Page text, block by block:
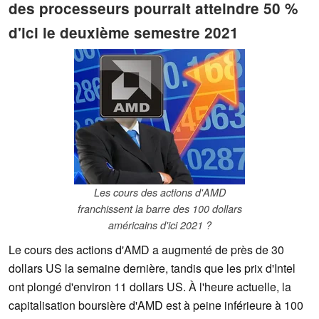
des processeurs pourrait atteindre 50 %
d'ici le deuxième semestre 2021
Les cours des actions d'AMD
franchissent la barre des 100 dollars
américains d'ici 2021 ?
Le cours des actions d'AMD a augmenté de près de 30
dollars US la semaine dernière, tandis que les prix d'Intel
ont plongé d'environ 11 dollars US. À l'heure actuelle, la
capitalisation boursière d'AMD est à peine inférieure à 100